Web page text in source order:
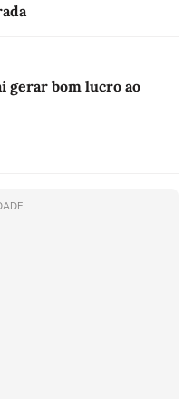
gerar bom lucro ao